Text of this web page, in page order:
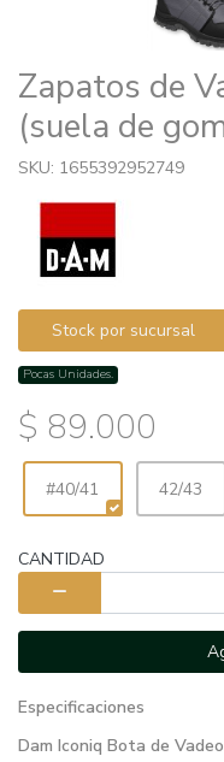
Zapatos de
(suela de
SKU: 1655392952749
Stock por sucursal
Pocas Unidades.
$ 89.000
#40/41 42/43
CANTIDAD
Especificaciones
Dam Iconiq Bota de